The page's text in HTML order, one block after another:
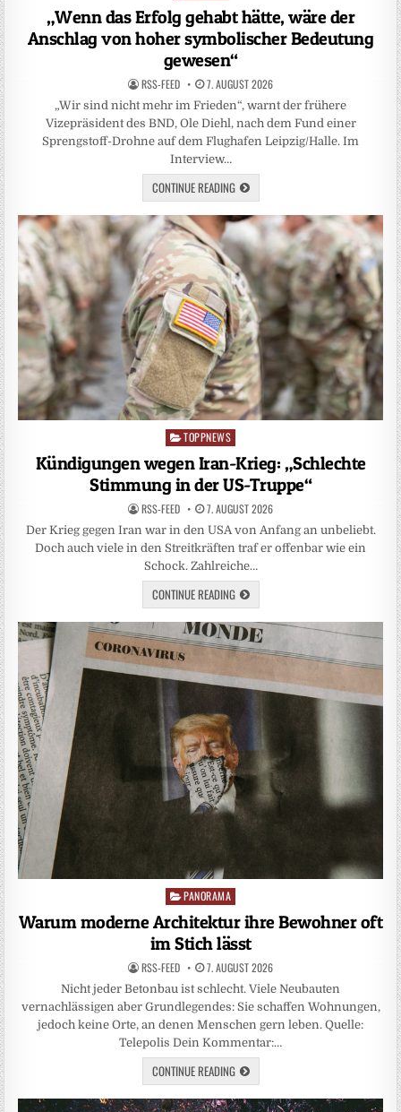
in
„Wenn das Erfolg gehabt hätte, wäre der
Anschlag von hoher symbolischer Bedeutung
gewesen“
RSS-FEED 7. AUGUST 2026
„Wir sind nicht mehr im Frieden“, warnt der frühere
Vizepräsident des BND, Ole Diehl, nach dem Fund einer
Sprengstoff-Drohne auf dem Flughafen Leipzig/Halle. Im
Interview…
CONTINUE READING
Posted
TOPPNEWS
Kündigungen wegen Iran-Krieg: „Schlechte
Stimmung in der US-Truppe“
RSS-FEED 7. AUGUST 2026
Der Krieg gegen Iran war in den USA von Anfang an unbeliebt.
Doch auch viele in den Streitkräften traf er offenbar wie ein
Schock. Zahlreiche…
CONTINUE READING
Posted
PANORAMA
Warum moderne Architektur ihre Bewohner oft
im Stich lässt
RSS-FEED 7. AUGUST 2026
Nicht jeder Betonbau ist schlecht. Viele Neubauten
vernachlässigen aber Grundlegendes: Sie schaffen Wohnungen,
jedoch keine Orte, an denen Menschen gern leben. Quelle:
Telepolis Dein Kommentar:…
CONTINUE READING